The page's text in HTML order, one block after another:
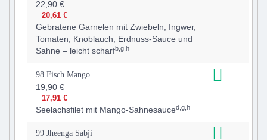
22,90 €
20,61 €
Gebratene Garnelen mit Zwiebeln, Ingwer,
Tomaten, Knoblauch, Erdnuss-Sauce und
Sahne – leicht scharfb,g,h
98 Fisch Mango
19,90 €
17,91 €
Seelachsfilet mit Mango-Sahnesauced,g,h
99 Jheenga Sabji